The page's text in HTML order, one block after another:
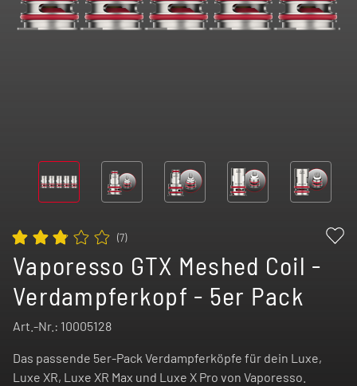
(7)
Vaporesso GTX Meshed Coil -
Verdampferkopf - 5er Pack
Art.-Nr.: 10005128
Das passende 5er-Pack Verdampferköpfe für dein Luxe,
Luxe XR, Luxe XR Max und Luxe X Pro von Vaporesso.